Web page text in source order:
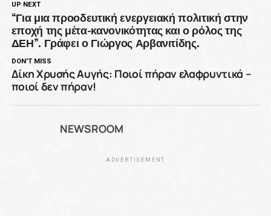
UP NEXT
“Για μια προοδευτική ενεργειακή πολιτική στην
εποχή της μέτα-κανονικότητας και ο ρόλος της
ΔΕΗ”. Γράφει ο Γιώργος Αρβανιτίδης.
DON'T MISS
Δίκη Χρυσής Αυγής: Ποιοί πήραν ελαφρυντικά –
ποιοί δεν πήραν!
NEWSROOM
ADVERTISEMENT